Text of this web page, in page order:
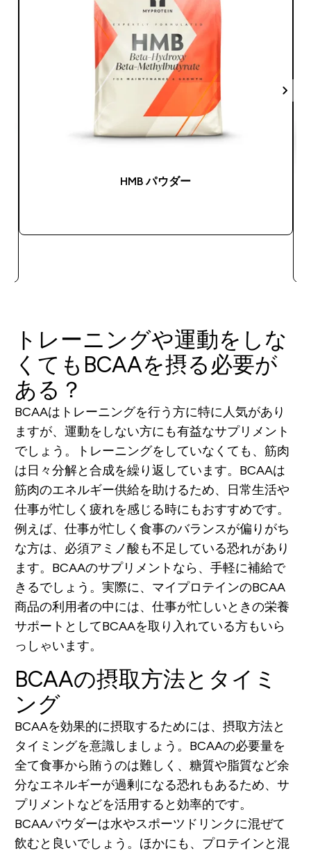
HMB パウダー
トレーニングや運動をしな
くてもBCAAを摂る必要が
ある？
BCAAはトレーニングを行う方に特に人気があり
ますが、運動をしない方にも有益なサプリメント
でしょう。トレーニングをしていなくても、筋肉
は日々分解と合成を繰り返しています。BCAAは
筋肉のエネルギー供給を助けるため、日常生活や
仕事が忙しく疲れを感じる時にもおすすめです。
例えば、仕事が忙しく食事のバランスが偏りがち
な方は、必須アミノ酸も不足している恐れがあり
ます。BCAAのサプリメントなら、手軽に補給で
きるでしょう。実際に、マイプロテインのBCAA
商品の利用者の中には、仕事が忙しいときの栄養
サポートとしてBCAAを取り入れている方もいら
っしゃいます。
BCAAの摂取方法とタイミ
ング
BCAAを効果的に摂取するためには、摂取方法と
タイミングを意識しましょう。BCAAの必要量を
全て食事から賄うのは難しく、糖質や脂質など余
分なエネルギーが過剰になる恐れもあるため、サ
プリメントなどを活用すると効率的です。
BCAAパウダーは水やスポーツドリンクに混ぜて
飲むと良いでしょう。ほかにも、プロテインと混